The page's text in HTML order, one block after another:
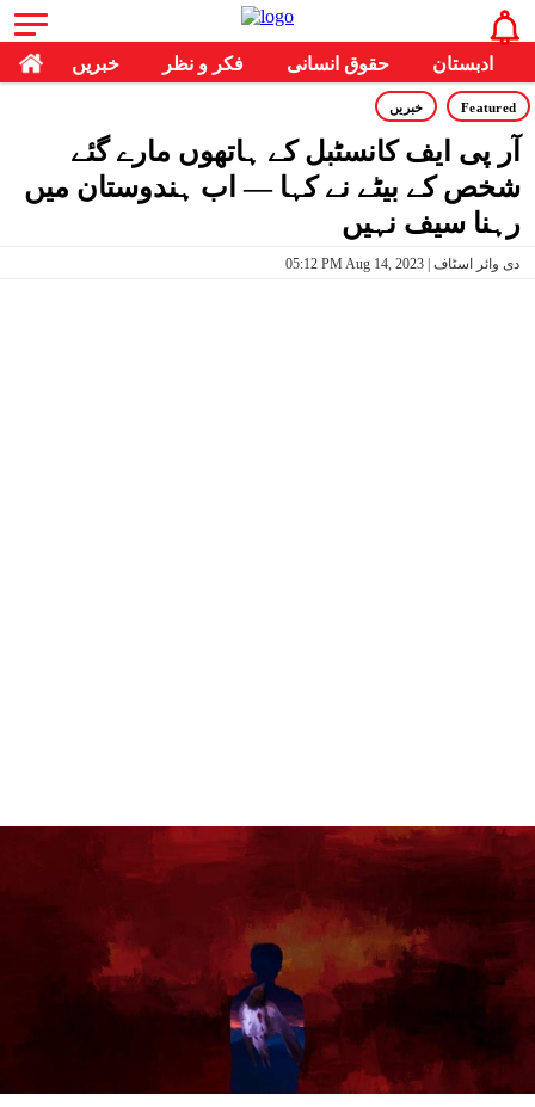
خبریں فکر و نظر حقوق انسانی ادبستان
Featured خبریں
آر پی ایف کانسٹبل کے ہاتھوں مارے گئے
شخص کے بیٹے نے کہا — اب ہندوستان میں
رہنا سیف نہیں
05:12 PM Aug 14, 2023 | دی وائر اسٹاف